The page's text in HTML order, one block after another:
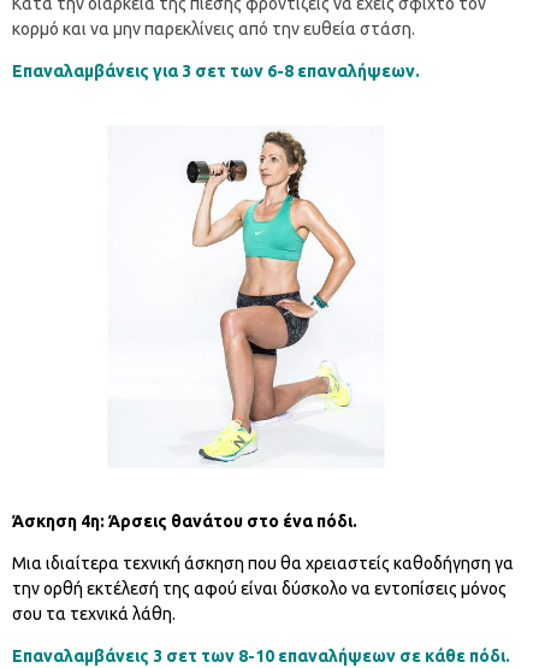
Κατά την διάρκεια της πίεσης φροντίζεις να έχεις σφιχτό τον
κορμό και να μην παρεκλίνεις από την ευθεία στάση.
Επαναλαμβάνεις για 3 σετ των 6-8 επαναλήψεων.
Άσκηση 4η: Άρσεις θανάτου στο ένα πόδι.
Μια ιδιαίτερα τεχνική άσκηση που θα χρειαστείς καθοδήγηση γα
την ορθή εκτέλεσή της αφού είναι δύσκολο να εντοπίσεις μόνος
σου τα τεχνικά λάθη.
Επαναλαμβάνεις 3 σετ των 8-10 επαναλήψεων σε κάθε πόδι.